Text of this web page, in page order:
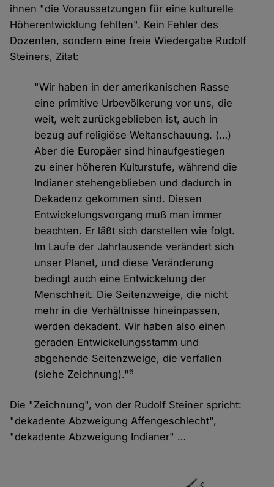
ihnen "die Voraussetzungen für eine kulturelle
Höherentwicklung fehlten". Kein Fehler des
Dozenten, sondern eine freie Wiedergabe Rudolf
Steiners, Zitat:
"Wir haben in der amerikanischen Rasse
eine primitive Urbevölkerung vor uns, die
weit, weit zurückgeblieben ist, auch in
bezug auf religiöse Weltanschauung. (…)
Aber die Europäer sind hinaufgestiegen
zu einer höheren Kulturstufe, während die
Indianer stehengeblieben und dadurch in
Dekadenz gekommen sind. Diesen
Entwickelungsvorgang muß man immer
beachten. Er läßt sich darstellen wie folgt.
Im Laufe der Jahrtausende verändert sich
unser Planet, und diese Veränderung
bedingt auch eine Entwickelung der
Menschheit. Die Seitenzweige, die nicht
mehr in die Verhältnisse hineinpassen,
werden dekadent. Wir haben also einen
geraden Entwickelungsstamm und
abgehende Seitenzweige, die verfallen
(siehe Zeichnung)."6
Die "Zeichnung", von der Rudolf Steiner spricht:
"dekadente Abzweigung Affengeschlecht",
"dekadente Abzweigung Indianer" …